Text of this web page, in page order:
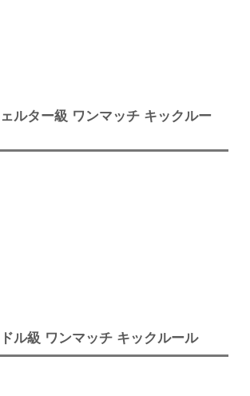
ルター級 ワンマッチ キックルー
ル級 ワンマッチ キックルール